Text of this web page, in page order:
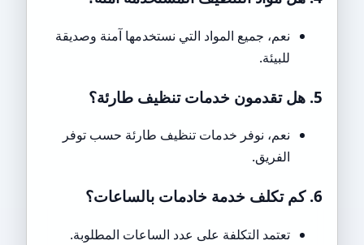
نعم، جميع المواد التي نستخدمها آمنة وصديقة
للبيئة.
5. هل تقدمون خدمات تنظيف طارئة؟
نعم، نوفر خدمات تنظيف طارئة حسب توفر
الفريق.
6. كم تكلف خدمة خادمات بالساعات؟
تعتمد التكلفة على عدد الساعات المطلوبة.